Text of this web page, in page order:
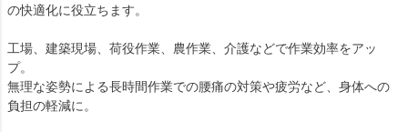
の快適化に役立ちます。
工場、建築現場、荷役作業、農作業、介護などで作業効率をアッ
プ。
無理な姿勢による長時間作業での腰痛の対策や疲労など、身体への
負担の軽減に。